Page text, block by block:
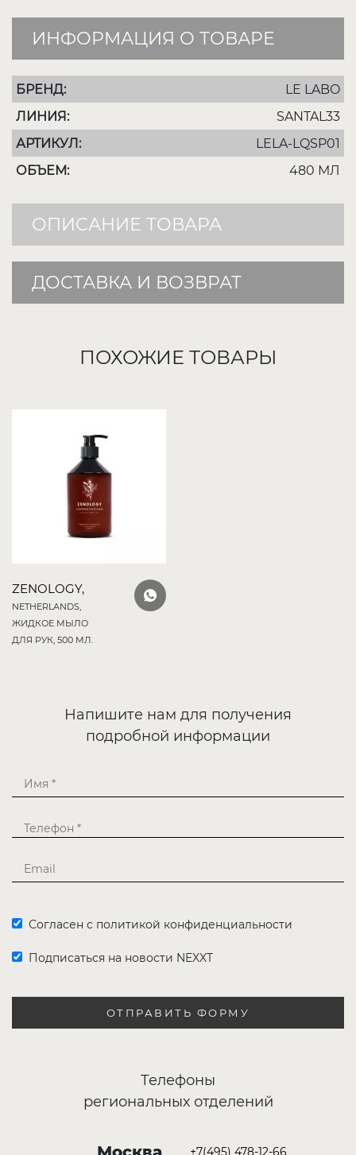
ИНФОРМАЦИЯ О ТОВАРЕ
БРЕНД:
LE LABO
ЛИНИЯ:
SANTAL33
АРТИКУЛ:
LELA-LQSP01
ОБЪЕМ:
480 МЛ
ОПИСАНИЕ ТОВАРА
ДОСТАВКА И ВОЗВРАТ
ПОХОЖИЕ ТОВАРЫ
ZENOLOGY,
NETHERLANDS,
ЖИДКОЕ МЫЛО
ДЛЯ РУК, 500 МЛ.
Напишите нам для получения
подробной информации
Согласен с политикой конфиденциальности
Подписаться на новости NEXXT
ОТПРАВИТЬ ФОРМУ
Телефоны
региональных отделений
+7(495) 478-12-66